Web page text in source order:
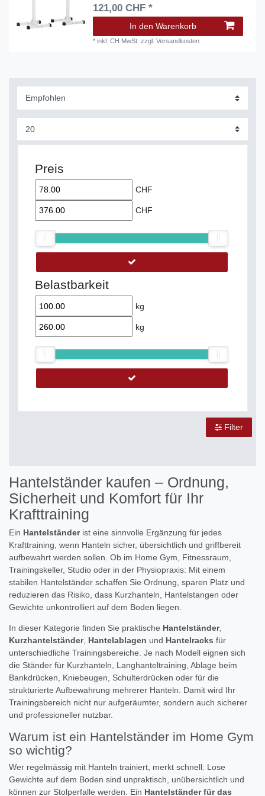
121,00 CHF *
In den Warenkorb
*inkl. CH MwSt. zzgl.Versandkosten
Preis
CHF
CHF
Belastbarkeit
kg
kg
Filter
Hantelständer kaufen – Ordnung,
Sicherheit und Komfort für Ihr
Krafttraining
Ein Hantelständerist eine sinnvolle Ergänzung für jedes
Krafttraining, wenn Hanteln sicher, übersichtlich und griffbereit
aufbewahrt werden sollen. Ob im Home Gym, Fitnessraum,
Trainingskeller, Studio oder in der Physiopraxis: Mit einem
stabilen Hantelständer schaffen Sie Ordnung, sparen Platz und
reduzieren das Risiko, dass Kurzhanteln, Hantelstangen oder
Gewichte unkontrolliert auf dem Boden liegen.
In dieser Kategorie finden Sie praktische Hantelständer,
Kurzhantelständer, Hantelablagen und Hantelracks für
unterschiedliche Trainingsbereiche. Je nach Modell eignen sich
die Ständer für Kurzhanteln, Langhanteltraining, Ablage beim
Bankdrücken, Kniebeugen, Schulterdrücken oder für die
strukturierte Aufbewahrung mehrerer Hanteln. Damit wird Ihr
Trainingsbereich nicht nur aufgeräumter, sondern auch sicherer
und professioneller nutzbar.
Warum ist ein Hantelständer im Home Gym
so wichtig?
Wer regelmässig mit Hanteln trainiert, merkt schnell: Lose
Gewichte auf dem Boden sind unpraktisch, unübersichtlich und
können zur Stolperfalle werden. Ein Hantelständer für das